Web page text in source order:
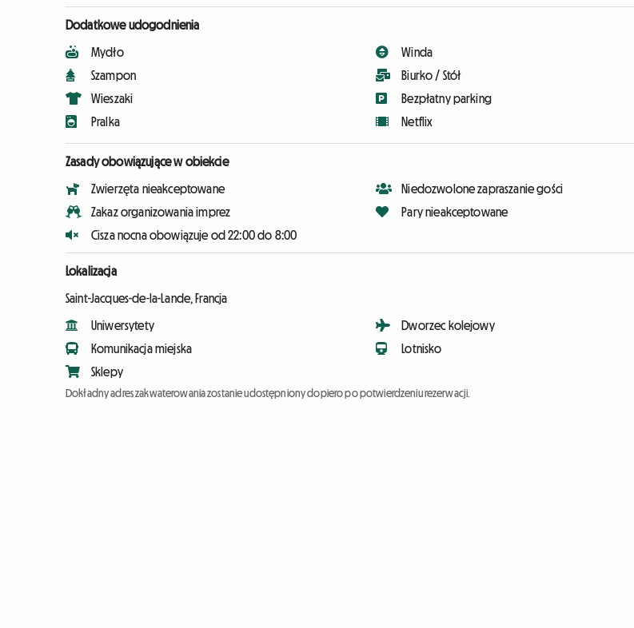
Dodatkowe udogodnienia
Mydło
Szampon
Wieszaki
Pralka
Winda
Biurko / Stół
Bezpłatny parking
Netflix
Zasady obowiązujące w obiekcie
Zwierzęta nieakceptowane
Zakaz organizowania imprez
Cisza nocna obowiązuje od 22:00 do 8:00
Niedozwolone zapraszanie gości
Pary nieakceptowane
Lokalizacja
Saint-Jacques-de-la-Lande, Francja
Uniwersytety
Komunikacja miejska
Sklepy
Dworzec kolejowy
Lotnisko
Dokładny adres zakwaterowania zostanie udostępniony dopiero po potwierdzeniu rezerwacji.